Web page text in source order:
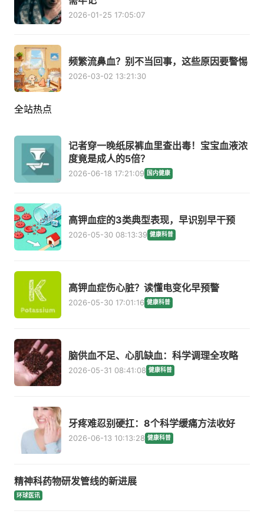
2026-01-25 17:05:07
频繁流鼻血？别不当回事，这些原因要警惕
2026-03-02 13:21:30
全站热点
记者穿一晚纸尿裤血里查出毒！宝宝血液浓
度竟是成人的5倍？
2026-06-18 17:21:09 国内健康
高钾血症的3类典型表现，早识别早干预
2026-05-30 08:13:39 健康科普
高钾血症伤心脏？读懂电变化早预警
2026-05-30 17:01:16 健康科普
脑供血不足、心肌缺血：科学调理全攻略
2026-05-31 08:41:08 健康科普
牙疼难忍别硬扛：8个科学缓痛方法收好
2026-06-13 10:13:28 健康科普
精神科药物研发管线的新进展
环球医讯